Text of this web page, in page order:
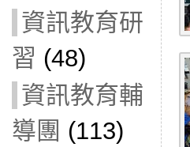
資訊教育研
習 (48)
資訊教育輔
導團 (113)